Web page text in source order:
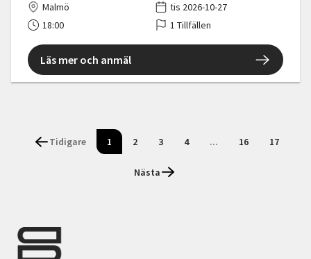
Malmö
tis 2026-10-27
18:00
1 Tillfällen
Läs mer och anmäl
Tidigare 1 2 3 4 ... 16 17
Nästa